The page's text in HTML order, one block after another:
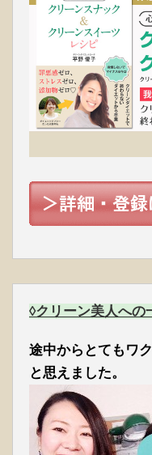
◊クリーン美人への
途中からとてもワ
と思えました。